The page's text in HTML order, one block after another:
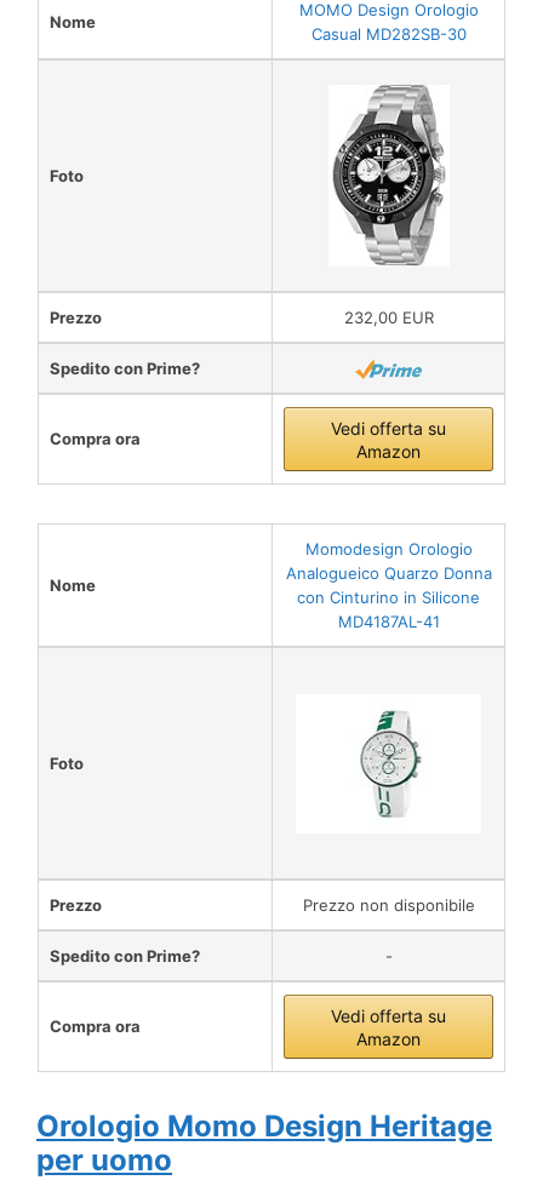
Nome
MOMO Design Orologio
Casual MD282SB-30
Foto
Prezzo 232,00 EUR
Spedito con Prime?
Compra ora
Vedi offerta su
Amazon
Nome
Momodesign Orologio
Analogueico Quarzo Donna
con Cinturino in Silicone
MD4187AL-41
Foto
Prezzo Prezzo non disponibile
Spedito con Prime? -
Compra ora
Vedi offerta su
Amazon
Orologio Momo Design Heritage
per uomo